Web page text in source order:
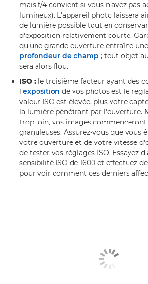
mais f/4 convient si vous n'avez pas
lumineux). L'appareil photo laissera
de lumière possible tout en
d'exposition relativement courte.
qu'une grande ouverture entraîne
profondeur de champ ; tout objet
sera alors flou.
ISO : le troisième facteur ayant des
l'exposition de vos photos est le
valeur ISO est élevée, plus votre
la lumière pénétrant par l'ouverture.
trop loin, vos images commenceront
granuleuses. Assurez-vous que vous
votre ouverture et de votre vitesse
de tester vos réglages ISO. Essayez
sensibilité ISO de 1600 et effectuez
pour voir comment ces derniers